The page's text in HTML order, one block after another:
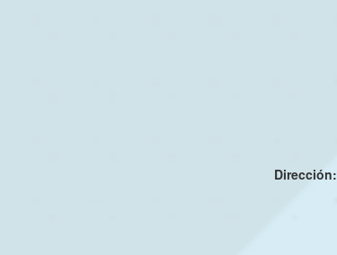
Dirección: